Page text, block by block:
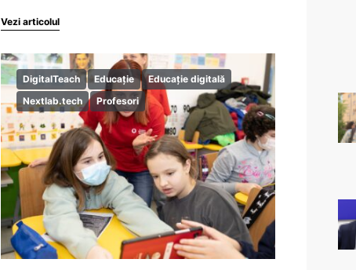
Vezi articolul
DigitalTeach Educație
Educație digitală
Nextlab.tech
Profesori